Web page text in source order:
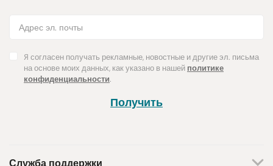
Я согласен получать рекламные, новостные и другие эл. письма
на основе моих данных, как указано в нашей политике
конфиденциальности.
Получить
Служба поддержки